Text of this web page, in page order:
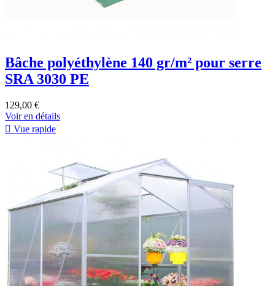
Bâche polyéthylène 140 gr/m² pour serre
SRA 3030 PE
129,00 €
Voir en détails
 Vue rapide